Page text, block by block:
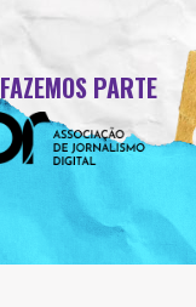
FAZEMOS PARTE